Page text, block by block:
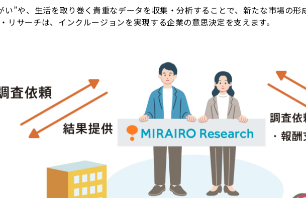
い”や、生活を取り巻く貴重なデータを収集・分析することで、新たな市場の
リサーチは、インクルージョンを実現する企業の意思決定を支えます。